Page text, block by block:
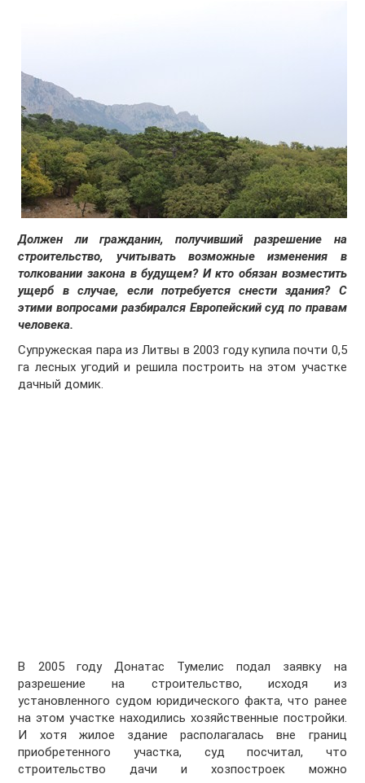
Должен ли гражданин, получивший разрешение на
строительство, учитывать возможные изменения в
толковании закона в будущем? И кто обязан возместить
ущерб в случае, если потребуется снести здания? С
этими вопросами разбирался Европейский суд по правам
человека.
Супружеская пара из Литвы в 2003 году купила почти 0,5
га лесных угодий и решила построить на этом участке
дачный домик.
В 2005 году Донатас Тумелис подал заявку на
разрешение на строительство, исходя из
установленного судом юридического факта, что ранее
на этом участке находились хозяйственные постройки.
И хотя жилое здание располагалась вне границ
приобретенного участка, суд посчитал, что
строительство дачи и хозпостроек можно